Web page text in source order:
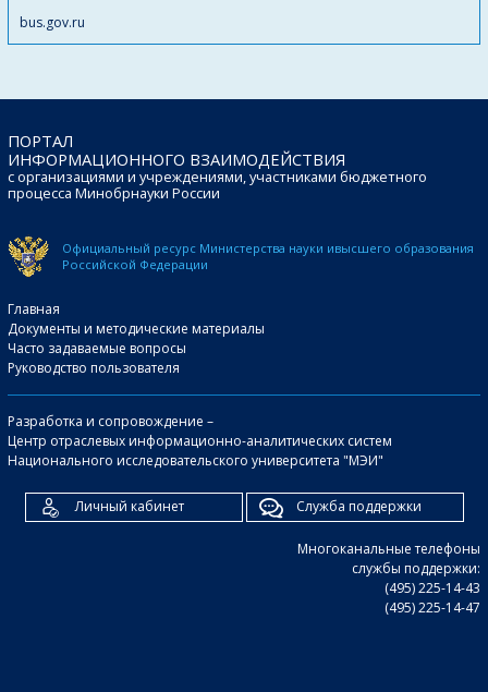
bus.gov.ru
ПОРТАЛ
ИНФОРМАЦИОННОГО ВЗАИМОДЕЙСТВИЯ
с организациями и учреждениями, участниками бюджетного
процесса Минобрнауки России
Официальный ресурс Министерства науки ивысшего образования
Российской Федерации
Главная
Документы и методические материалы
Часто задаваемые вопросы
Руководство пользователя
Разработка и сопровождение –
Центр отраслевых информационно-аналитических систем
Национального исследовательского университета "МЭИ"
Личный кабинет Служба поддержки
Многоканальные телефоны
службы поддержки:
(495) 225-14-43
(495) 225-14-47